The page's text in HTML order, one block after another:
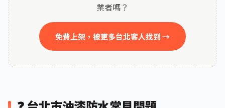
業者嗎？
免費上架，被更多台北客人找到 →